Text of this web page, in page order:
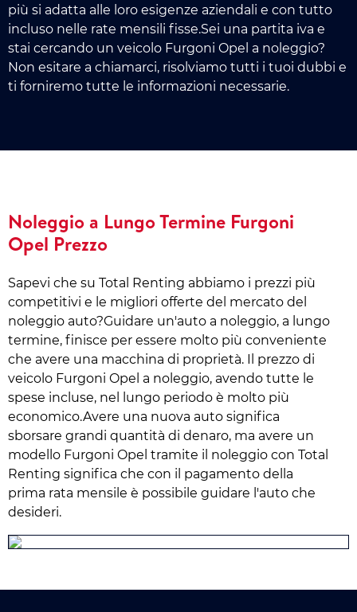
più si adatta alle loro esigenze aziendali e con tutto
incluso nelle rate mensili fisse.Sei una partita iva e
stai cercando un veicolo Furgoni Opel a noleggio?
Non esitare a chiamarci, risolviamo tutti i tuoi dubbi e
ti forniremo tutte le informazioni necessarie.
Noleggio a Lungo Termine Furgoni
Opel Prezzo
Sapevi che su Total Renting abbiamo i prezzi più
competitivi e le migliori offerte del mercato del
noleggio auto?Guidare un'auto a noleggio, a lungo
termine, finisce per essere molto più conveniente
che avere una macchina di proprietà. Il prezzo di
veicolo Furgoni Opel a noleggio, avendo tutte le
spese incluse, nel lungo periodo è molto più
economico.Avere una nuova auto significa
sborsare grandi quantità di denaro, ma avere un
modello Furgoni Opel tramite il noleggio con Total
Renting significa che con il pagamento della
prima rata mensile è possibile guidare l'auto che
desideri.